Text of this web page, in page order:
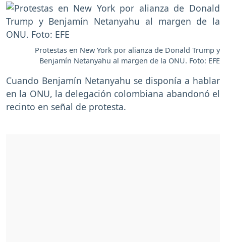
Protestas en New York por alianza de Donald Trump y
Benjamín Netanyahu al margen de la ONU. Foto: EFE
Cuando Benjamín Netanyahu se disponía a hablar
en la ONU, la delegación colombiana abandonó el
recinto en señal de protesta.